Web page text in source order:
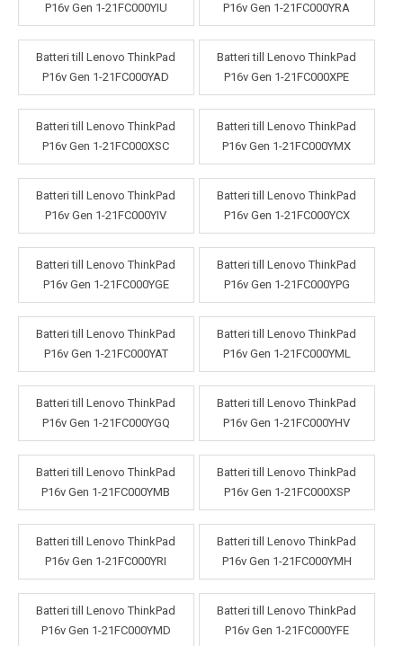
P16v Gen 1-21FC000YIU
P16v Gen 1-21FC000YRA
Batteri till Lenovo ThinkPad
P16v Gen 1-21FC000YAD
Batteri till Lenovo ThinkPad
P16v Gen 1-21FC000XPE
Batteri till Lenovo ThinkPad
P16v Gen 1-21FC000XSC
Batteri till Lenovo ThinkPad
P16v Gen 1-21FC000YMX
Batteri till Lenovo ThinkPad
P16v Gen 1-21FC000YIV
Batteri till Lenovo ThinkPad
P16v Gen 1-21FC000YCX
Batteri till Lenovo ThinkPad
P16v Gen 1-21FC000YGE
Batteri till Lenovo ThinkPad
P16v Gen 1-21FC000YPG
Batteri till Lenovo ThinkPad
P16v Gen 1-21FC000YAT
Batteri till Lenovo ThinkPad
P16v Gen 1-21FC000YML
Batteri till Lenovo ThinkPad
P16v Gen 1-21FC000YGQ
Batteri till Lenovo ThinkPad
P16v Gen 1-21FC000YHV
Batteri till Lenovo ThinkPad
P16v Gen 1-21FC000YMB
Batteri till Lenovo ThinkPad
P16v Gen 1-21FC000XSP
Batteri till Lenovo ThinkPad
P16v Gen 1-21FC000YRI
Batteri till Lenovo ThinkPad
P16v Gen 1-21FC000YMH
Batteri till Lenovo ThinkPad
P16v Gen 1-21FC000YMD
Batteri till Lenovo ThinkPad
P16v Gen 1-21FC000YFE